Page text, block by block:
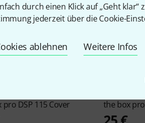
durch einen Klick auf „Geht klar“
jederzeit über die Cookie-
ablehnen Weitere Infos
pro DSP 115 Cover
the box pro